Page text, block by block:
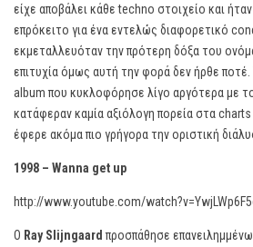
είχε αποβάλει κάθε techno στοιχείο και
επρόκειτο για ένα εντελώς διαφορετικό
εκμεταλλευόταν την πρότερη δόξα του
επιτυχία όμως αυτή την φορά δεν ήρθε
album που κυκλοφόρησε λίγο αργότερα με
κατάφεραν καμία αξιόλογη πορεία στα
έφερε ακόμα πιο γρήγορα την οριστική
1998 – Wanna get up
http://www.youtube.com/
Ο Ray Slijngaardπροσπάθησε